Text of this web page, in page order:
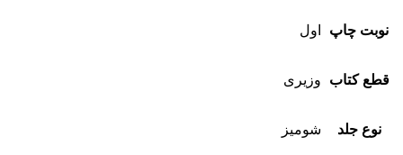
نوبت چاپ اول
قطع کتاب وزیری
نوع جلد شومیز